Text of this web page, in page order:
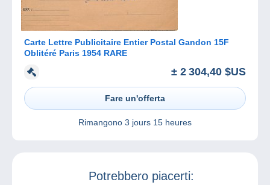
Carte Lettre Publicitaire Entier Postal Gandon 15F
Oblitéré Paris 1954 RARE
± 2 304,40 $US
Fare un'offerta
Rimangono 3 jours 15 heures
Potrebbero piacerti: